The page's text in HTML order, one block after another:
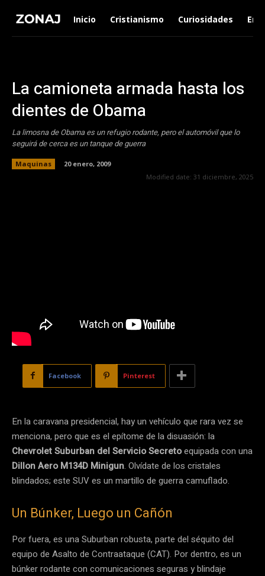
Inicio Cristianismo Curiosidades
La camioneta armada hasta los
dientes de Obama
La limosna de Obama es un refugio rodante, pero el automóvil que lo
seguirá de cerca es un tanque de guerra
Maquinas
20 enero, 2009
Modified date: 31 diciembre, 2025
Facebook Pinterest
En la caravana presidencial, hay un vehículo que rara vez se
menciona, pero que es el epítome de la disuasión: la
Chevrolet Suburban del Servicio Secretoequipada con una
Dillon Aero M134D Minigun. Olvídate de los cristales
blindados; este SUV es un martillo de guerra camuflado.
Un Búnker, Luego un Cañón
Por fuera, es una Suburban robusta, parte del séquito del
equipo de Asalto de Contraataque (CAT). Por dentro, es un
búnker rodante con comunicaciones seguras y blindaje